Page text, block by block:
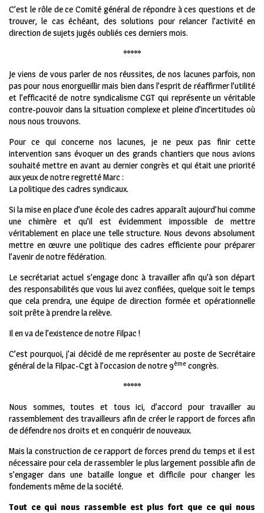
C’est le rôle de ce Comité général de répondre à ces questions et de
trouver, le cas échéant, des solutions pour relancer l’activité en
direction de sujets jugés oubliés ces derniers mois.
*****
Je viens de vous parler de nos réussites, de nos lacunes parfois, non
pas pour nous enorgueillir mais bien dans l’esprit de réaffirmer l’utilité
et l’efficacité de notre syndicalisme CGT qui représente un véritable
contre-pouvoir dans la situation complexe et pleine d’incertitudes où
nous nous trouvons.
Pour ce qui concerne nos lacunes, je ne peux pas finir cette
intervention sans évoquer un des grands chantiers que nous avions
souhaité mettre en avant au dernier congrès et qui était une priorité
aux yeux de notre regretté Marc :
La politique des cadres syndicaux.
Si la mise en place d’une école des cadres apparaît aujourd’hui comme
une chimère et qu’il est évidemment impossible de mettre
véritablement en place une telle structure. Nous devons absolument
mettre en œuvre une politique des cadres efficiente pour préparer
l’avenir de notre fédération.
Le secrétariat actuel s’engage donc à travailler afin qu’à son départ
des responsabilités que vous lui avez confiées, quelque soit le temps
que cela prendra, une équipe de direction formée et opérationnelle
soit prête à prendre la relève.
Il en va de l’existence de notre Filpac !
C’est pourquoi, j’ai décidé de me représenter au poste de Secrétaire
général de la Filpac-Cgt à l’occasion de notre 9ème congrès.
*****
Nous sommes, toutes et tous ici, d’accord pour travailler au
rassemblement des travailleurs afin de créer le rapport de forces afin
de défendre nos droits et en conquérir de nouveaux.
Mais la construction de ce rapport de forces prend du temps et il est
nécessaire pour cela de rassembler le plus largement possible afin de
s’engager dans une bataille longue et difficile pour changer les
fondements même de la société.
Tout ce qui nous rassemble est plus fort que ce qui nous